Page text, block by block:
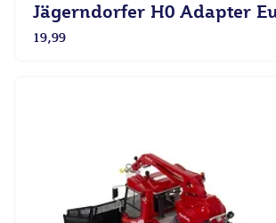
Jägerndorfer H0 Adapter
19,99